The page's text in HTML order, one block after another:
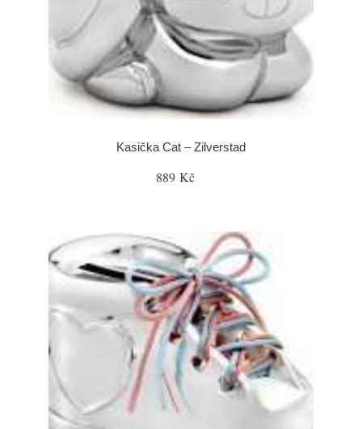
Kasička Cat – Zilverstad
889 Kč